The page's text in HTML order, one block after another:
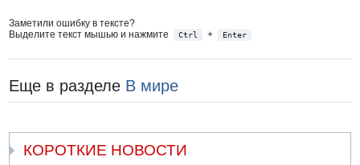
Заметили ошибку в тексте?
Выделите текст мышью и нажмите
Ctrl + Enter
Еще в разделе В мире
КОРОТКИЕ НОВОСТИ